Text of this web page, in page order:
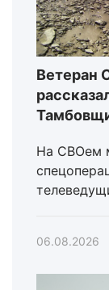
Ветеран
На СВОем
06.08.2026